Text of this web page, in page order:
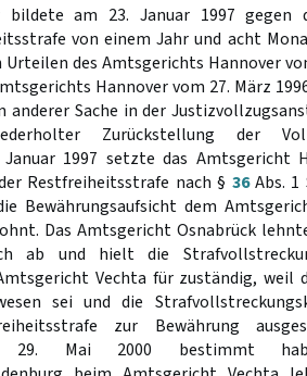
bildete am 23. Januar 1997 gegen
von einem Jahr und acht
des Amtsgerichts Hannover
Hannover vom 27. März
Sache in der
Zurückstellung der
1997 setzte das Amtsgericht
Restfreiheitsstrafe nach § 36Abs. 1
Bewährungsaufsicht dem
Das Amtsgericht Osnabrück
ab und hielt die
Vechta für zuständig, weil
sei und die
zur Bewährung
29. Mai 2000 bestimmt